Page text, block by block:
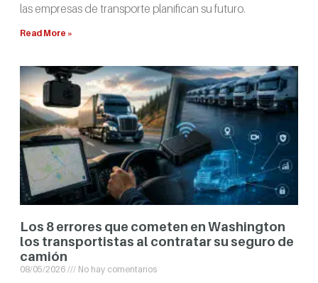
las empresas de transporte planifican su futuro.
Read More »
Los 8 errores que cometen en Washington
los transportistas al contratar su seguro de
camión
08/05/2026 No hay comentarios